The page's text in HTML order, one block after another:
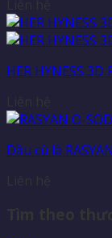
HER HYNESS 3D
Dầu cù là